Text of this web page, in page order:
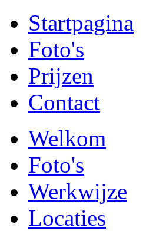
Startpagina
Foto's
Prijzen
Contact
Welkom
Foto's
Werkwijze
Locaties